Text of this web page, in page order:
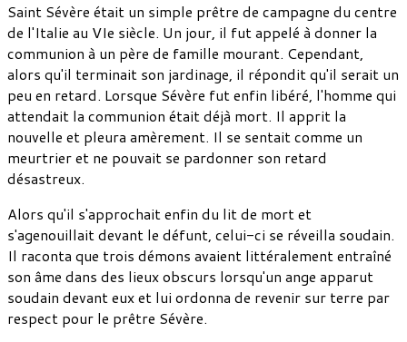
Saint Sévère était un simple prêtre de campagne du centre
de l'Italie au VIe siècle. Un jour, il fut appelé à donner la
communion à un père de famille mourant. Cependant,
alors qu'il terminait son jardinage, il répondit qu'il serait un
peu en retard. Lorsque Sévère fut enfin libéré, l'homme qui
attendait la communion était déjà mort. Il apprit la
nouvelle et pleura amèrement. Il se sentait comme un
meurtrier et ne pouvait se pardonner son retard
désastreux.
Alors qu'il s'approchait enfin du lit de mort et
s'agenouillait devant le défunt, celui-ci se réveilla soudain.
Il raconta que trois démons avaient littéralement entraîné
son âme dans des lieux obscurs lorsqu'un ange apparut
soudain devant eux et lui ordonna de revenir sur terre par
respect pour le prêtre Sévère.